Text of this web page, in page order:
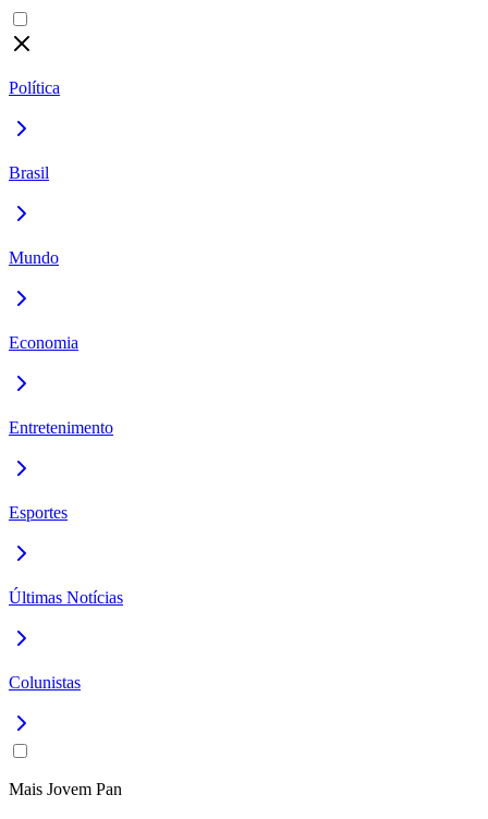
Política
Brasil
Mundo
Economia
Entretenimento
Esportes
Últimas Notícias
Colunistas
Mais Jovem Pan